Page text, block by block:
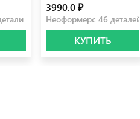
3990.0 ₽
Неоформерc 46 деталей
КУПИТЬ